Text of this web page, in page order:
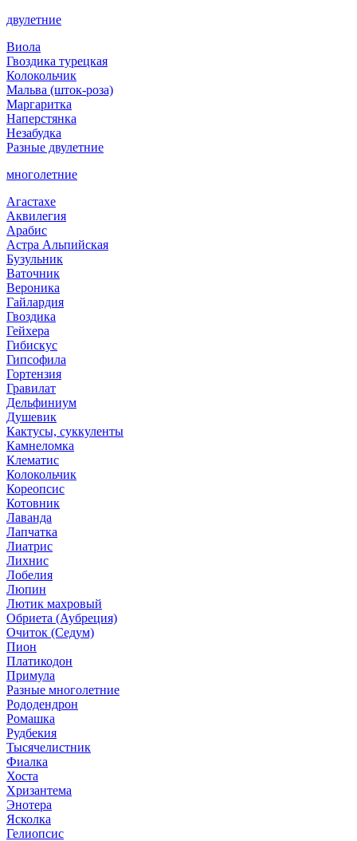
двулетние
Виола
Гвоздика турецкая
Колокольчик
Мальва (шток-роза)
Маргаритка
Наперстянка
Незабудка
Разные двулетние
многолетние
Агастахе
Аквилегия
Арабис
Астра Альпийская
Бузульник
Ваточник
Вероника
Гайлардия
Гвоздика
Гейхера
Гибискус
Гипсофила
Гортензия
Гравилат
Дельфиниум
Душевик
Кактусы, суккуленты
Камнеломка
Клематис
Колокольчик
Кореопсис
Котовник
Лаванда
Лапчатка
Лиатрис
Лихнис
Лобелия
Люпин
Лютик махровый
Обриета (Аубреция)
Очиток (Седум)
Пион
Платикодон
Примула
Разные многолетние
Рододендрон
Ромашка
Рудбекия
Тысячелистник
Фиалка
Хоста
Хризантема
Энотера
Ясколка
Гелиопсис